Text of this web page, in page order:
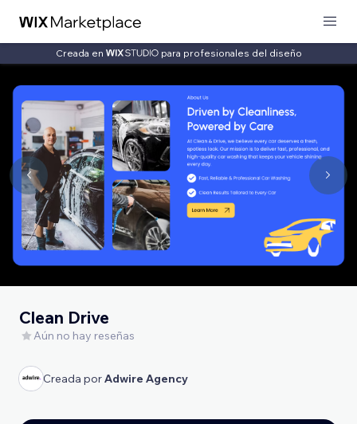
Creada en para profesionales del diseño
Clean Drive
Aún no hay reseñas
Creada porAdwire Agency